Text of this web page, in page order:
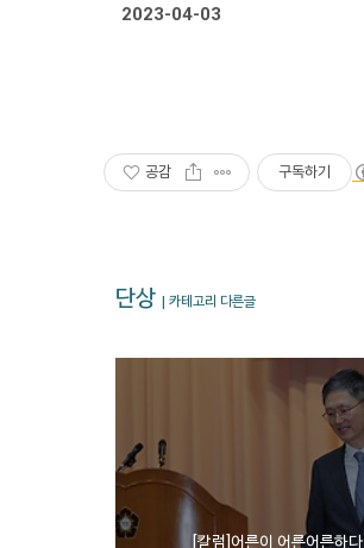
2023-04-03
공감 구독하기
단상 | 카테고리 다른글
[칼럼]어른이 어른어른하다